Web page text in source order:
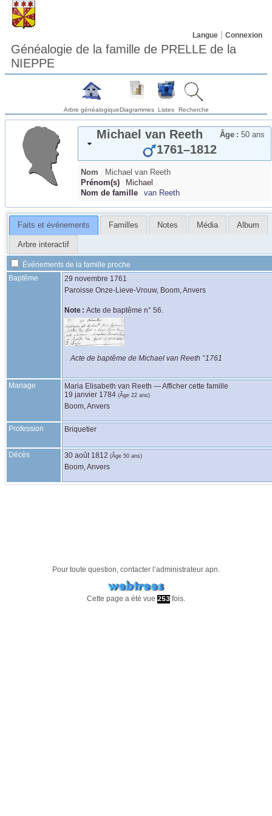
Langue Connexion
Généalogie de la famille de PRELLE de la
NIEPPE
Arbre généalogiqueDiagrammes Listes Recherche
Michael van Reeth Âge : 50 ans
1761–1812
Nom Michael van Reeth
Prénom(s)
Michael
Nom de famille
van Reeth
Faits et événements Familles Notes Média Album
Arbre interactif
Événements de la famille proche
Baptême
29 novembre 1761
Paroisse Onze-Lieve-Vrouw, Boom, Anvers
Note : Acte de baptême n° 56.
Acte de baptême de Michael van Reeth °1761
Mariage Maria Elisabeth van Reeth —Afficher cette famille
19 janvier 1784 (Âge 22 ans)
Boom, Anvers
Profession Briquetier
Décès 30 août 1812 (Âge 50 ans)
Boom, Anvers
Pour toute question, contacter l’administrateur apn.
Cette page a été vue 253 fois.